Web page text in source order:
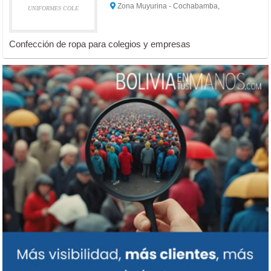
UNIFORMES COLE Zona Muyurina - Cochabamba,
Confección de ropa para colegios y empresas